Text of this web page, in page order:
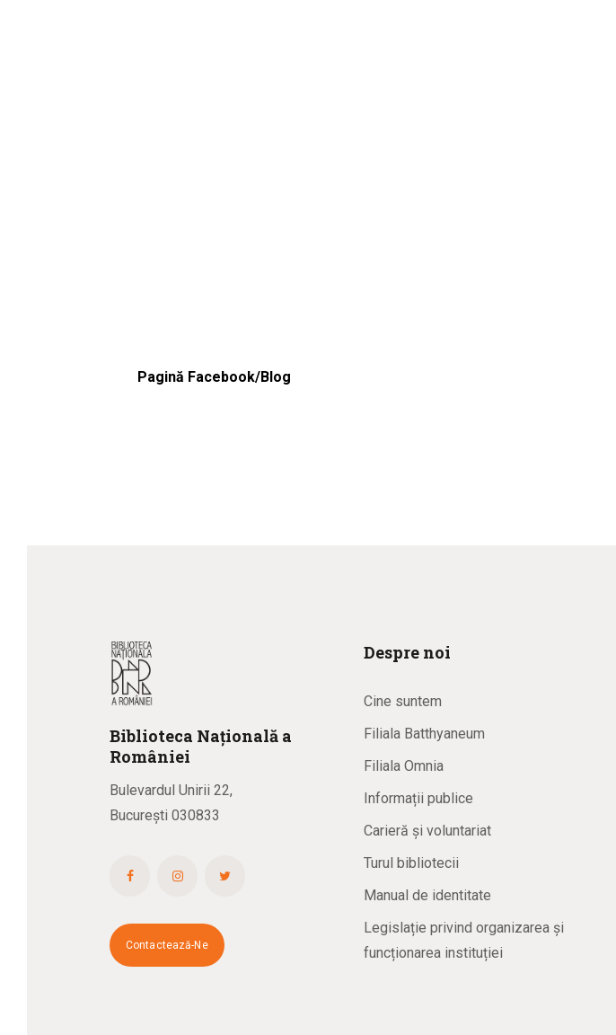
Pagină Facebook/Blog
Biblioteca Națională a
României
Bulevardul Unirii 22,
București 030833
Contactează-Ne
Despre noi
Cine suntem
Filiala Batthyaneum
Filiala Omnia
Informații publice
Carieră și voluntariat
Turul bibliotecii
Manual de identitate
Legislație privind organizarea și
funcționarea instituției